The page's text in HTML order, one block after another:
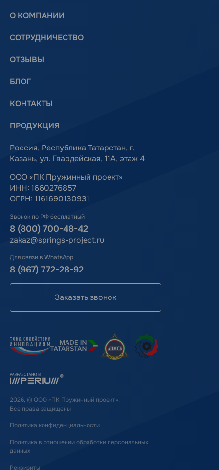
О КОМПАНИИ
СОТРУДНИЧЕСТВО
ОТЗЫВЫ
БЛОГ
КОНТАКТЫ
ПРОДУКЦИЯ
Россия, Республика Татарстан, г.
Казань, ул. Гвардейская, 11А, этаж 4
ООО «ПК Пружинный проект»
ИНН: 1660276857
ОГРН: 1161690130931
Звонок по РФ бесплатный
8 (800) 700-48-42
zakaz@springs-project.ru
Для связи в WhatsApp
8 (967) 772-28-92
Заказать звонок
2026, © ООО «ПК Пружинный проект».
Все права защищены
Политика конфиденциальности
Политика в отношении обработки персональных
данных
Реквизиты